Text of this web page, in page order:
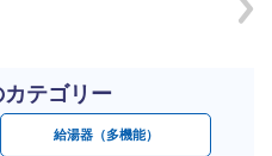
テゴリー
給湯器（多機能）